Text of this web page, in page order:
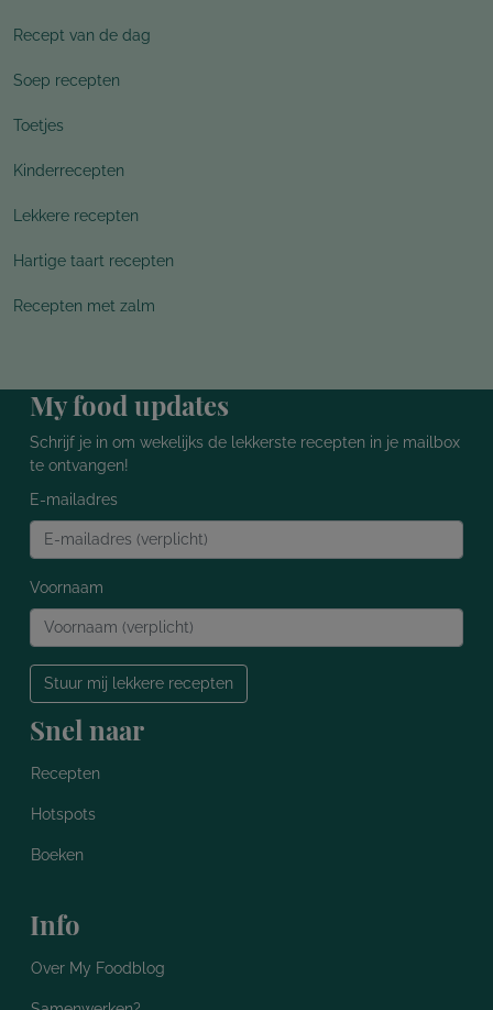
Recept van de dag
Soep recepten
Toetjes
Kinderrecepten
Lekkere recepten
Hartige taart recepten
Recepten met zalm
My food updates
Schrijf je in om wekelijks de lekkerste recepten in je mailbox
te ontvangen!
E-mailadres
Voornaam
Stuur mij lekkere recepten
Snel naar
Recepten
Hotspots
Boeken
Info
Over My Foodblog